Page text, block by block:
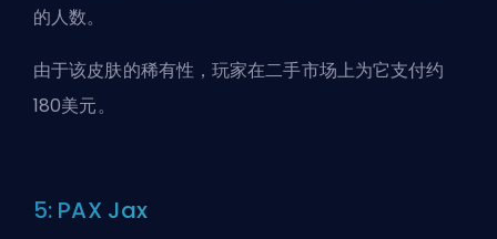
的人数。
由于该皮肤的稀有性，玩家在二手市场上为它支付约
180美元。
5: PAX Jax